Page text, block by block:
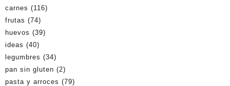
carnes (116)
frutas (74)
huevos (39)
ideas (40)
legumbres (34)
pan sin gluten (2)
pasta y arroces (79)